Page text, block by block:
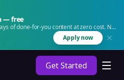
— free
of done-for-you content at zero cost. No
Apply now
Get Started